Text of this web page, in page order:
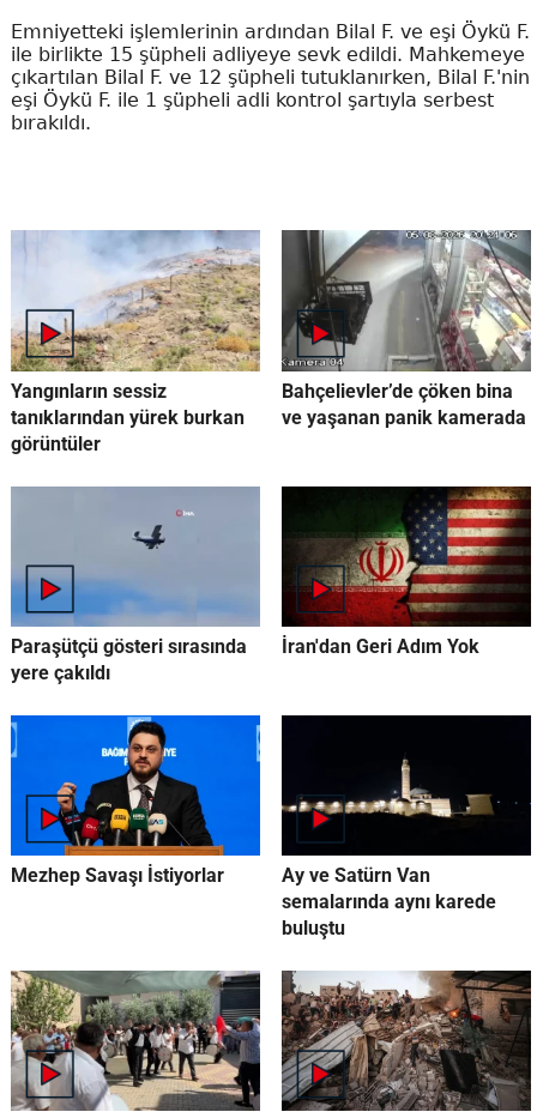
Emniyetteki işlemlerinin ardından Bilal F. ve eşi Öykü F.
ile birlikte 15 şüpheli adliyeye sevk edildi. Mahkemeye
çıkartılan Bilal F. ve 12 şüpheli tutuklanırken, Bilal F.'nin
eşi Öykü F. ile 1 şüpheli adli kontrol şartıyla serbest
bırakıldı.
Yangınların sessiz
tanıklarından yürek burkan
görüntüler
Bahçelievler’de çöken bina
ve yaşanan panik kamerada
Paraşütçü gösteri sırasında
yere çakıldı
İran'dan Geri Adım Yok
Mezhep Savaşı İstiyorlar
Ay ve Satürn Van
semalarında aynı karede
buluştu